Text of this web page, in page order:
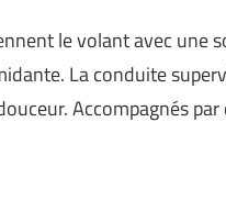
le volant avec une
La conduite
Accompagnés